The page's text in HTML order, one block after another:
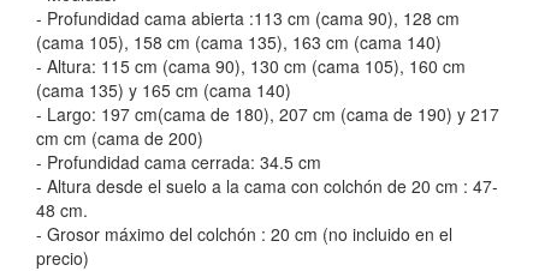
- Profundidad cama abierta :113 cm (cama 90), 128 cm
(cama 105), 158 cm (cama 135), 163 cm (cama 140)
- Altura: 115 cm (cama 90), 130 cm (cama 105), 160 cm
(cama 135) y 165 cm (cama 140)
- Largo: 197 cm(cama de 180), 207 cm (cama de 190) y 217
cm cm (cama de 200)
- Profundidad cama cerrada: 34.5 cm
- Altura desde el suelo a la cama con colchón de 20 cm : 47-
48 cm.
- Grosor máximo del colchón : 20 cm (no incluido en el
precio)